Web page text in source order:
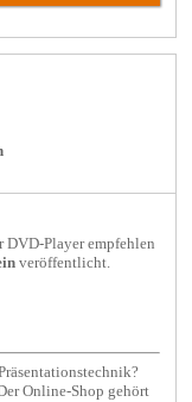
DVD-Playerempfehlen
veröffentlicht.
Online-Shop gehört